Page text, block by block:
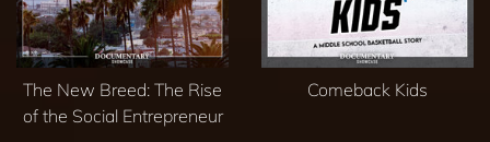
The New Breed: The Rise
of the Social Entrepreneur
Comeback Kids